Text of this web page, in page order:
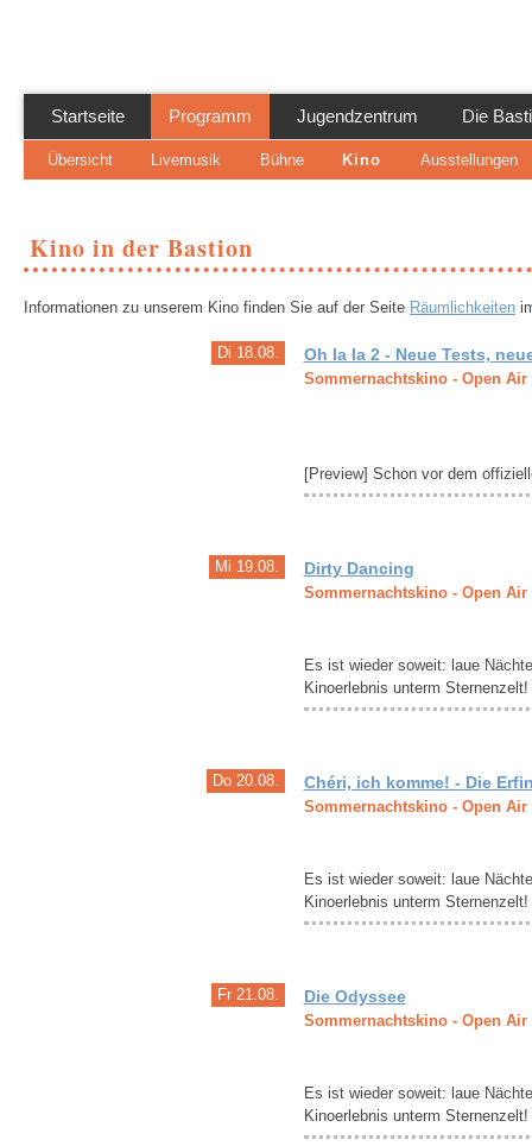
Startseite Programm
Übersicht Livemusik Bühne Kino Ausstellungen
Jugendzentrum Die
Kino in der Bastion
Informationen zu unserem Kino finden Sie auf der Seite Räumlichkeiten
Di 18.08. Oh la la 2 - Neue Tests,
Sommernachtskino - Open Air
[Preview]​ Schon vor dem
Mi 19.08. Dirty Dancing
Sommernachtskino - Open Air
Es ist wieder soweit: laue
Kinoerlebnis unterm Sternenzelt!
Do 20.08. Chéri, ich komme! - Die
Sommernachtskino - Open Air
Es ist wieder soweit: laue
Kinoerlebnis unterm Sternenzelt!
Fr 21.08. Die Odyssee
Sommernachtskino - Open Air
Es ist wieder soweit: laue
Kinoerlebnis unterm Sternenzelt!